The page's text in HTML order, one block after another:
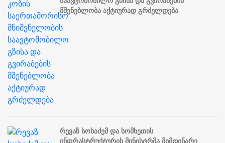
მშენებლობა აქტიურად გრძელდება
რევაზ სოხაძემ და სომხეთის
ინფრასტრუქტურის მინისტრმა მიმდინარე